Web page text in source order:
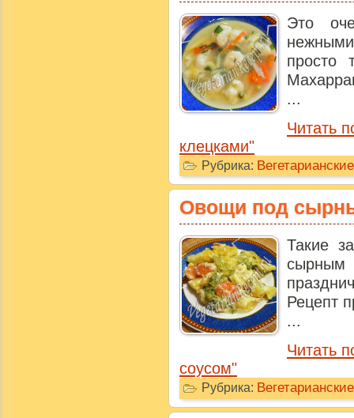
Это
просто
...
Читать
клецками"
Рубрика:
Овощи под
Такие
Рецепт
...
Читать
соусом"
Рубрика: